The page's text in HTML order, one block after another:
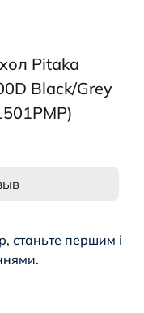
Pitaka
Black/Grey
станьте першим і